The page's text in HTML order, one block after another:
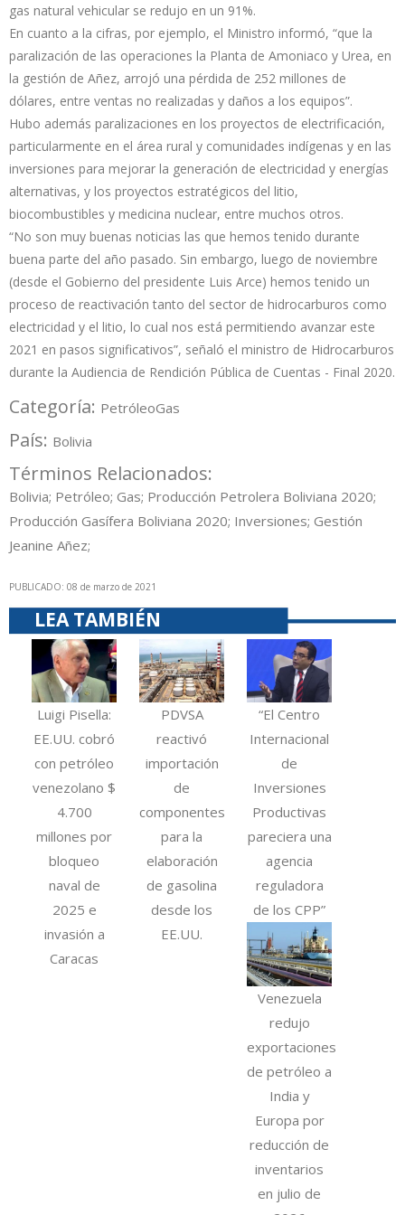
gas natural vehicular se redujo en un 91%.
En cuanto a la cifras, por ejemplo, el Ministro informó, “que la
paralización de las operaciones la Planta de Amoniaco y Urea, en
la gestión de Añez, arrojó una pérdida de 252 millones de
dólares, entre ventas no realizadas y daños a los equipos”.
Hubo además paralizaciones en los proyectos de electrificación,
particularmente en el área rural y comunidades indígenas y en las
inversiones para mejorar la generación de electricidad y energías
alternativas, y los proyectos estratégicos del litio,
biocombustibles y medicina nuclear, entre muchos otros.
“No son muy buenas noticias las que hemos tenido durante
buena parte del año pasado. Sin embargo, luego de noviembre
(desde el Gobierno del presidente Luis Arce) hemos tenido un
proceso de reactivación tanto del sector de hidrocarburos como
electricidad y el litio, lo cual nos está permitiendo avanzar este
2021 en pasos significativos”, señaló el ministro de Hidrocarburos
durante la Audiencia de Rendición Pública de Cuentas - Final 2020.
Categoría: PetróleoGas
País: Bolivia
Términos Relacionados:
Bolivia; Petróleo; Gas; Producción Petrolera Boliviana 2020;
Producción Gasífera Boliviana 2020; Inversiones; Gestión
Jeanine Añez;
PUBLICADO: 08 de marzo de 2021
LEA TAMBIÉN
Luigi Pisella:
EE.UU. cobró
con petróleo
venezolano $
4.700
millones por
bloqueo
naval de
2025 e
invasión a
Caracas
PDVSA
reactivó
importación
de
componentes
para la
elaboración
de gasolina
desde los
EE.UU.
“El Centro
Internacional
de
Inversiones
Productivas
pareciera una
agencia
reguladora
de los CPP”
Venezuela
redujo
exportaciones
de petróleo a
India y
Europa por
reducción de
inventarios
en julio de